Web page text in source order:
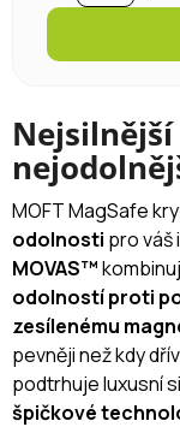
MOFT MagSafe
odolnosti pro váš
MOVAS™
odolností proti
zesílenému
pevněji než kdy
podtrhuje luxusní
špičkové